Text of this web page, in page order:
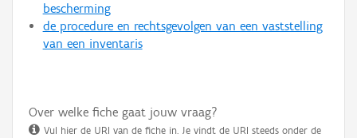
bescherming
de procedure en rechtsgevolgen van een vaststelling
van een inventaris
Over welke fiche gaat jouw vraag?
Vul hier de URI van de fiche in. Je vindt de URI steeds onder de